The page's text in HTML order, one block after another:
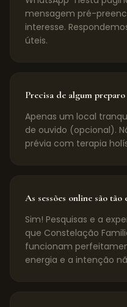
mensagem pré-
interesse.
úteis.
Precisa de algum preparo
Apenas um local
de ouvido (opcional).
prévia com terapia
As sessões online são
Sim! Pesquisas e a
que Constelação
funcionam
energia e a intenção